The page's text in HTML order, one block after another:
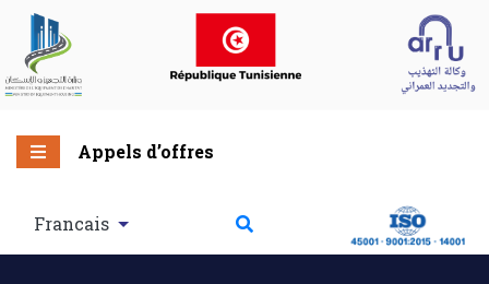
Appels d’offres
Francais